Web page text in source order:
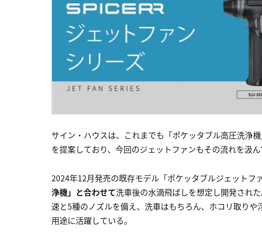
サイン・ハウスは、これまでも「ポケッタブル高圧洗浄
を提案しており、今回のジェットファンもその流れを汲ん
2024年12月発売の既存モデル「ポケッタブルジェットフ
浄機」と合わせて洗車後の水滴飛ばしを想定し開発され
速と5種のノズルを備え、洗車はもちろん、ホコリ取り
用途に活躍している。